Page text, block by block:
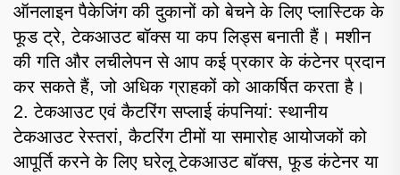
ऑनलाइन पैकेजिंग की दुकानों को बेचने के लिए प्लास्टिक के
फूड ट्रे, टेकआउट बॉक्स या कप लिड्स बनाती हैं। मशीन
की गति और लचीलेपन से आप कई प्रकार के कंटेनर प्रदान
कर सकते हैं, जो अधिक ग्राहकों को आकर्षित करता है।
2. टेकआउट एवं कैटरिंग सप्लाई कंपनियां: स्थानीय
टेकआउट रेस्तरां, कैटरिंग टीमों या समारोह आयोजकों को
आपूर्ति करने के लिए घरेलू टेकआउट बॉक्स, फूड कंटेनर या